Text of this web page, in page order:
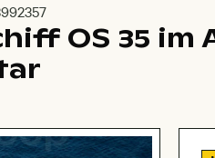
OS 35 im